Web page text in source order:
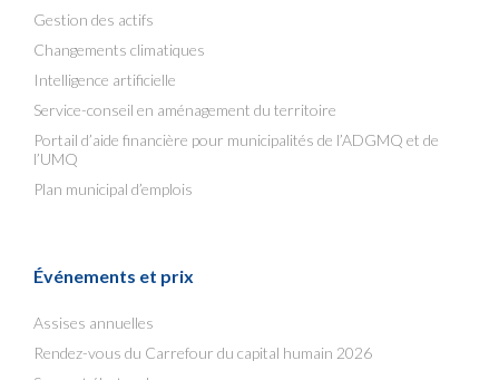
Gestion des actifs
Changements climatiques
Intelligence artificielle
Service-conseil en aménagement du territoire
Portail d’aide financière pour municipalités de l’ADGMQ et de
l’UMQ
Plan municipal d’emplois
Événements et prix
Assises annuelles
Rendez-vous du Carrefour du capital humain 2026